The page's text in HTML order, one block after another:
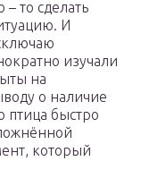
то сделать
И
изучали
на
о наличие
птица быстро
который